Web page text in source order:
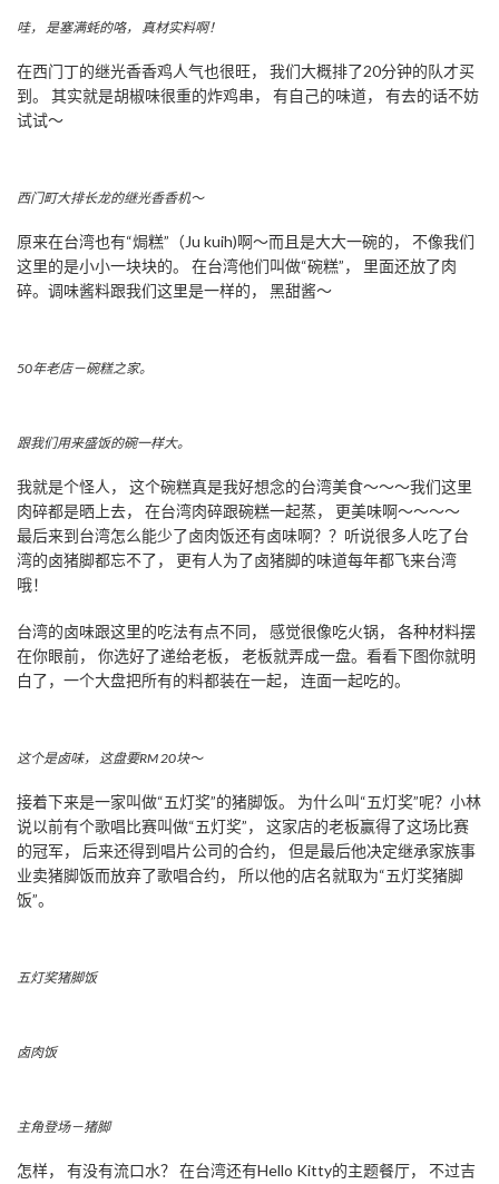
哇， 是塞满蚝的咯， 真材实料啊！
在西门丁的继光香香鸡人气也很旺， 我们大概排了20分钟的队才买
到。 其实就是胡椒味很重的炸鸡串， 有自己的味道， 有去的话不妨
试试～
西门町大排长龙的继光香香机～
原来在台湾也有“焗糕”（Ju kuih)啊～而且是大大一碗的， 不像我们
这里的是小小一块块的。 在台湾他们叫做“碗糕”， 里面还放了肉
碎。调味酱料跟我们这里是一样的， 黑甜酱～
50年老店－碗糕之家。
跟我们用来盛饭的碗一样大。
我就是个怪人， 这个碗糕真是我好想念的台湾美食～～～我们这里
肉碎都是晒上去， 在台湾肉碎跟碗糕一起蒸， 更美味啊～～～～
最后来到台湾怎么能少了卤肉饭还有卤味啊？？听说很多人吃了台
湾的卤猪脚都忘不了， 更有人为了卤猪脚的味道每年都飞来台湾
哦！
台湾的卤味跟这里的吃法有点不同， 感觉很像吃火锅， 各种材料摆
在你眼前， 你选好了递给老板， 老板就弄成一盘。看看下图你就明
白了，一个大盘把所有的料都装在一起， 连面一起吃的。
这个是卤味， 这盘要RM 20块～
接着下来是一家叫做“五灯奖”的猪脚饭。 为什么叫“五灯奖”呢？小林
说以前有个歌唱比赛叫做“五灯奖”， 这家店的老板赢得了这场比赛
的冠军， 后来还得到唱片公司的合约， 但是最后他决定继承家族事
业卖猪脚饭而放弃了歌唱合约， 所以他的店名就取为“五灯奖猪脚
饭”。
五灯奖猪脚饭
卤肉饭
主角登场－猪脚
怎样， 有没有流口水？ 在台湾还有Hello Kitty的主题餐厅， 不过吉